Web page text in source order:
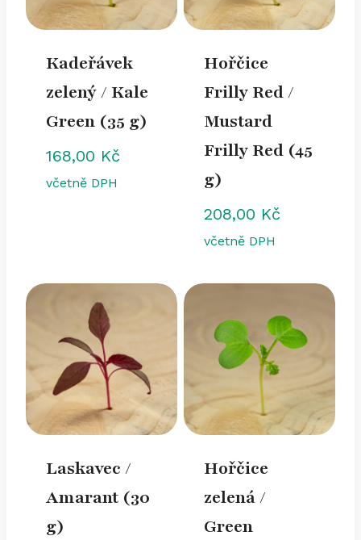
Kadeřávek
zelený / Kale
Green (35 g)
168,00 Kč
včetně DPH
Hořčice
Frilly Red /
Mustard
Frilly Red (45
g)
208,00 Kč
včetně DPH
Laskavec /
Amarant (30
g)
Hořčice
zelená /
Green